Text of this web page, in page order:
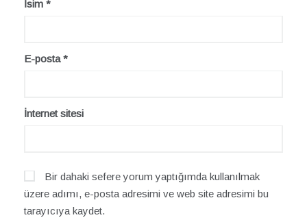
İsim *
E-posta*
İnternet sitesi
Bir dahaki sefere yorum yaptığımda kullanılmak
üzere adımı, e-posta adresimi ve web site adresimi bu
tarayıcıya kaydet.